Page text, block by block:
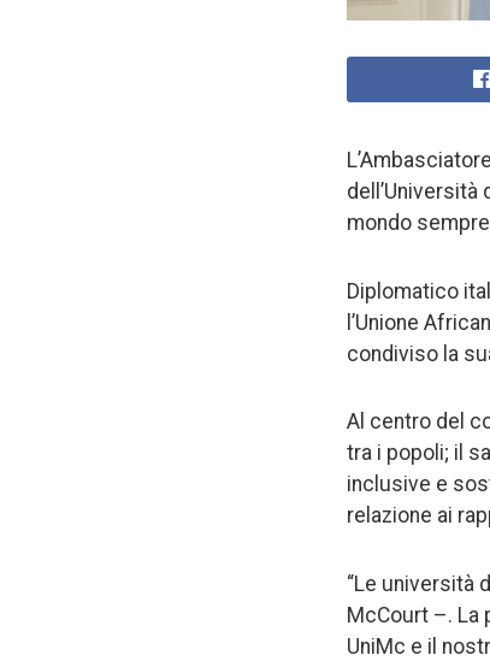
dell’Università
mondo
Diplomatico
l’Unione
condiviso la
Al centro del
tra i popoli; il
inclusive e
relazione ai
“Le università
McCourt –. La
UniMc e il